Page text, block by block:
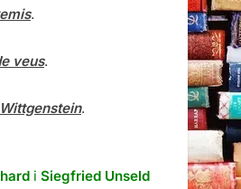
.
veus.
.
i Siegfried Unseld